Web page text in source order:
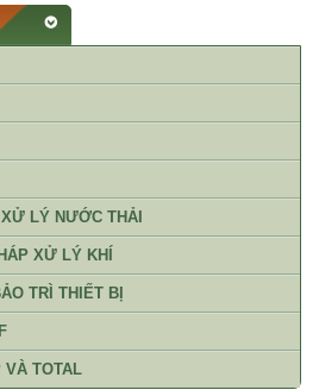
LÝ NƯỚC THẢI
XỬ LÝ KHÍ
TRÌ THIẾT BỊ
VÀ TOTAL